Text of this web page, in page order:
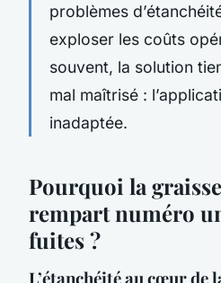
problèmes
exploser les coûts
souvent, la solution
mal maîtrisé :
inadaptée.
Pourquoi la
rempart numéro
fuites ?
L’étanchéité au cœur de